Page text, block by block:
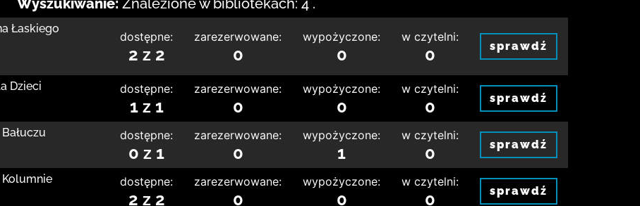
Wyszukiwanie: Znalezione w bibliotekach: 4 .
Łaskiego
dostępne:
2 z 2
zarezerwowane:
0
wypożyczone:
0
w czytelni:
0 sprawdź
Dzieci dostępne:
1 z 1
zarezerwowane:
0
wypożyczone:
0
w czytelni:
0 sprawdź
dostępne:
0 z 1
zarezerwowane:
0
wypożyczone:
1
w czytelni:
0 sprawdź
dostępne:
2 z 2
zarezerwowane:
0
wypożyczone:
0
w czytelni:
0 sprawdź